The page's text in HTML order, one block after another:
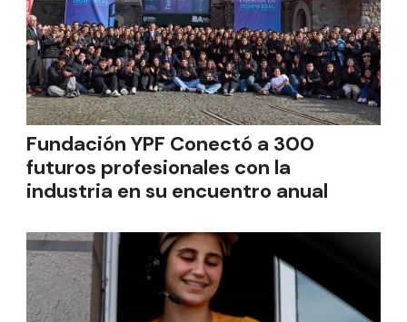
Fundación YPF Conectó a 300
futuros profesionales con la
industria en su encuentro anual